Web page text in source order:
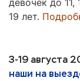
19 лет.
3-19 августа
наши на